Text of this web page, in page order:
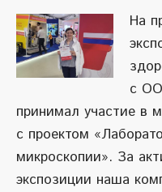
На
с
принимал участие в
с проектом
микроскопии». За
экспозиции наша